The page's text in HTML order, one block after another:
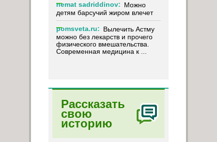
nemat sadriddinov: Можно
детям барсучий жиром влечет
pomsveta.ru: Вылечить Астму
можно без лекарств и прочего
физического вмешательства.
Современная медицина к ...
Рассказать
свою
историю